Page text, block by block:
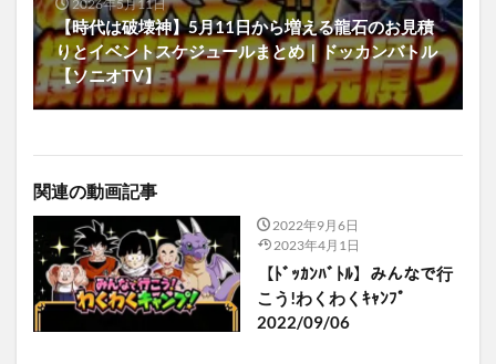
2026年5月11日
【時代は破壊神】5月11日から増える龍石のお見積
りとイベントスケジュールまとめ｜ドッカンバトル
【ソニオTV】
関連の動画記事
2022年9月6日
2023年4月1日
【ﾄﾞｯｶﾝﾊﾞﾄﾙ】みんなで行
こう!わくわくｷｬﾝﾌﾟ
2022/09/06